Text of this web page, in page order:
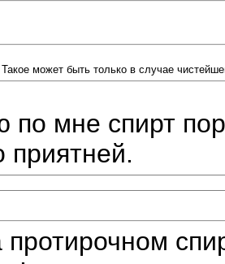
может быть только в случае
по мне спирт
приятней.
протирочном